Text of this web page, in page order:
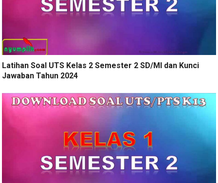
Latihan Soal UTS Kelas 2 Semester 2 SD/MI dan Kunci
Jawaban Tahun 2024